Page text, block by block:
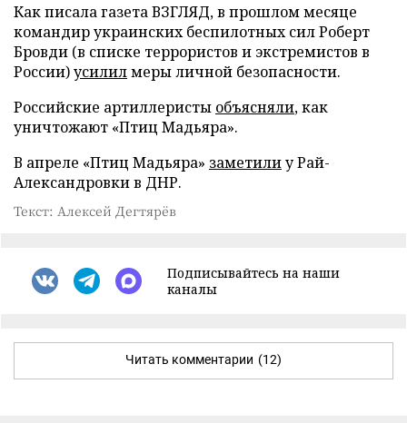
Как писала газета ВЗГЛЯД, в прошлом месяце
командир украинских беспилотных сил Роберт
Бровди (в списке террористов и экстремистов в
России)усилилмеры личной безопасности.
Российские артиллеристы объясняли, как
уничтожают «Птиц Мадьяра».
В апреле «Птиц Мадьяра» заметилиу Рай-
Александровки в ДНР.
Текст: Алексей Дегтярёв
Подписывайтесь на наши
каналы
Читать комментарии (12)